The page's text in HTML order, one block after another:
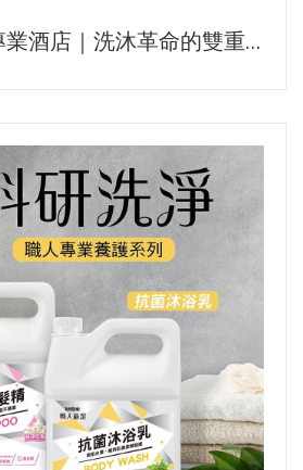
業酒店｜洗沐革命的雙重